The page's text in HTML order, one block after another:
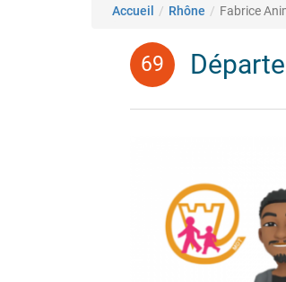
Fil d'Ariane
Accueil Rhône Fabrice